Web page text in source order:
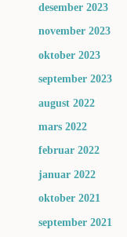
desember 2023
november 2023
oktober 2023
september 2023
august 2022
mars 2022
februar 2022
januar 2022
oktober 2021
september 2021